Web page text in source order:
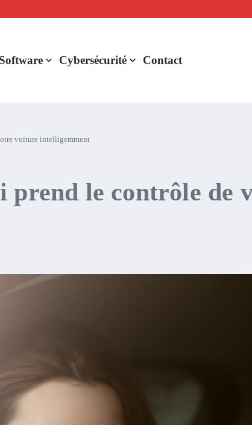
de rentabilité ?
Cybersécurité Contact
voiture intelligemment
le contrôle de